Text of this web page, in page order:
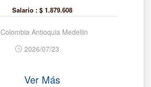
Salario : $ 1.879.608
Colombia Antioquia Medellin
2026/07/23
Ver Más